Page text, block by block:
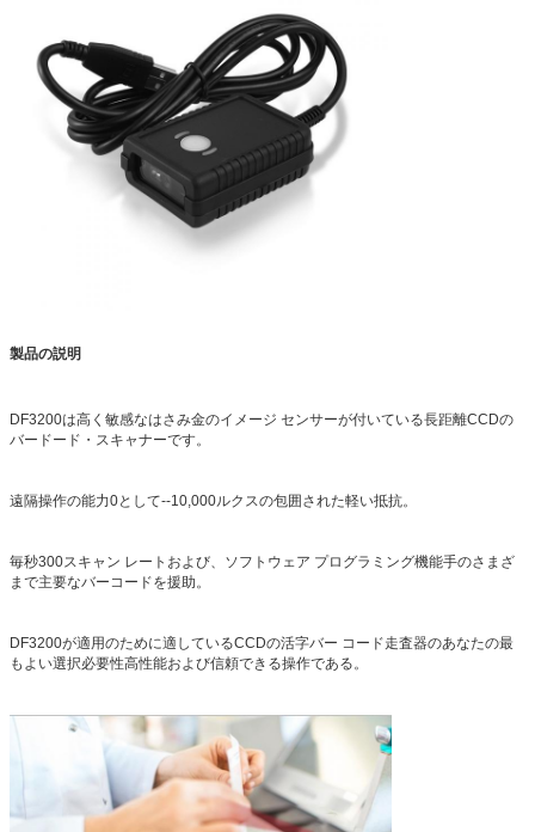
製品の説明
DF3200は高く敏感なはさみ金のイメージ センサーが付いている長距離CCDの
バードード・スキャナーです。
遠隔操作の能力0として--10,000ルクスの包囲された軽い抵抗。
毎秒300スキャン レートおよび、ソフトウェア プログラミング機能手のさまざ
まで主要なバーコードを援助。
DF3200が適用のために適しているCCDの活字バー コード走査器のあなたの最
もよい選択必要性高性能および信頼できる操作である。